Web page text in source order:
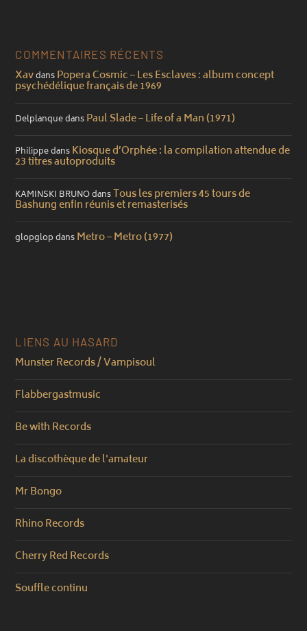
COMMENTAIRES RÉCENTS
XavdansPopera Cosmic – Les Esclaves : album concept
psychédélique français de 1969
DelplanquedansPaul Slade – Life of a Man (1971)
PhilippedansKiosque d’Orphée : la compilation attendue de
23 titres autoproduits
KAMINSKI BRUNOdansTous les premiers 45 tours de
Bashung enfin réunis et remasterisés
glopglopdansMetro – Metro (1977)
LIENS AU HASARD
Munster Records / Vampisoul
Flabbergastmusic
Be with Records
La discothèque de l'amateur
Mr Bongo
Rhino Records
Cherry Red Records
Souffle continu